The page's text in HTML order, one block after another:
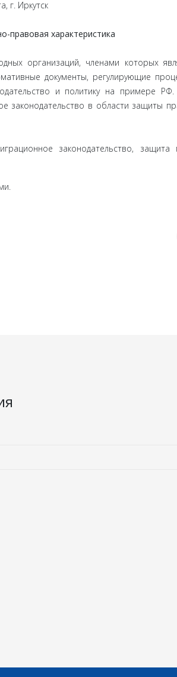
г. Иркутск
правовая характеристика
организаций, членами которых
документы, регулирующие
и политику на примере
законодательство в области защиты
законодательство, защита